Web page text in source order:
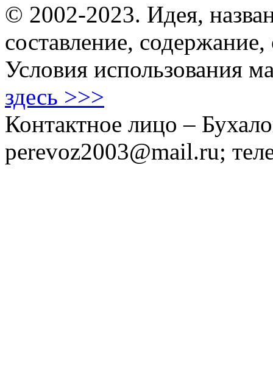
© 2002-2023. Идея,
составление,
Условия использования
здесь >>>
Контактное лицо –
perevoz2003@mail.ru;